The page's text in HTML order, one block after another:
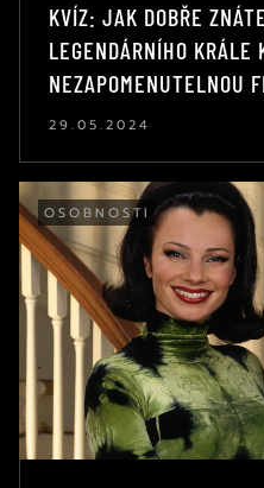
KVÍZ: JAK DOBŘE
LEGENDÁRNÍHO KRÁLE
NEZAPOMENUTELNOU
29.05.2024
OSOBNOSTI